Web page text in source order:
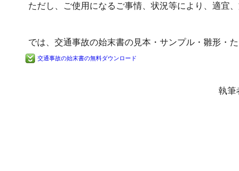
ただし、ご使用になるご事情、状況等により、適宜
では、交通事故の始末書の見本・サンプル・雛形・
交通事故の始末書の無料ダウンロード
執筆